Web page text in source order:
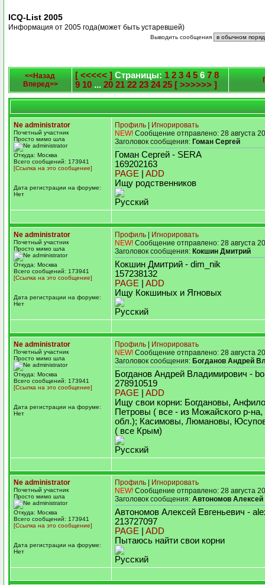
ICQ-List 2005
Информация от 2005 года(может быть устаревшей)
Выводить сообщения
<<Назад
Вперед>>
[ <<<<< ] Страницы: 1 2 3 4 5 6 7 8
9 10 ... 20 21 22 23 24 25 [ >>>>>> ]
Ne administrator
Почетный участник
Просто мимо шла
Откуда: Москва
Всего сообщений: 173941
[Ссылка на это сообщение]
Дата регистрации на форуме:
Нет
Профиль
Игнорировать
NEW! Сообщение отправлено: 28 августа
Заголовок сообщения: Гоман Сергей
Гоман Сергей - SERA
169202163
PAGE
ADD
Ищу родственников
Русский
Ne administrator
Почетный участник
Просто мимо шла
Откуда: Москва
Всего сообщений: 173941
[Ссылка на это сообщение]
Дата регистрации на форуме:
Нет
Профиль
Игнорировать
NEW! Сообщение отправлено: 28 августа
Заголовок сообщения: Кокшин Дмитрий
Кокшин Дмитрий - dim_nik
157238132
PAGE
ADD
Ищу Кокшиных и Ягновых
Русский
Ne administrator
Почетный участник
Просто мимо шла
Откуда: Москва
Всего сообщений: 173941
[Ссылка на это сообщение]
Дата регистрации на форуме:
Нет
Профиль
Игнорировать
NEW! Сообщение отправлено: 28 августа
Заголовок сообщения: Богданов Андрей
Богданов Андрей Владимирович -
278910519
PAGE
ADD
Ищу свои корни: Богдановы,
Петровы ( все - из Можайского р-
обл.); Касимовы, Люмановы,
( все Крым)
Русский
Ne administrator
Почетный участник
Просто мимо шла
Откуда: Москва
Всего сообщений: 173941
[Ссылка на это сообщение]
Дата регистрации на форуме:
Нет
Профиль
Игнорировать
NEW! Сообщение отправлено: 28 августа
Заголовок сообщения: Автономов Алексей
Автономов Алексей Евгеньевич -
213727097
PAGE
ADD
Пытаюсь найти свои корни
Русский